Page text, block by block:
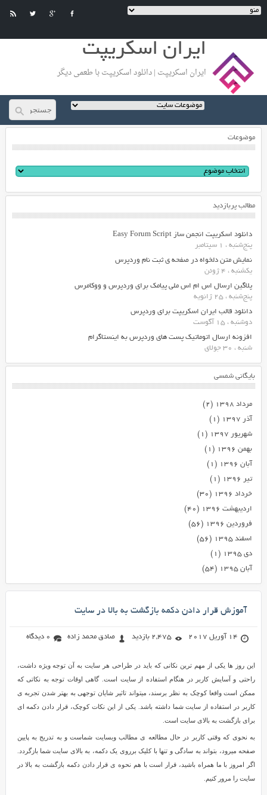
ایران اسکریپت
ایران اسکریپت | دانلود اسکریپت با طعمی دیگر
موضوعات
مطالب پربازدید
دانلود اسکریپت انجمن ساز Easy Forum Script
پنج‌شنبه ، 1 سپتامبر
نمایش متن دلخواه در صفحه ی ثبت نام وردپرس
یکشنبه ، 4 ژوئن
پلاگین ارسال اس ام اس ملی پیامک برای وردپرس و ووکامرس
پنج‌شنبه ، 25 ژانویه
دانلود قالب ایران اسکریپت برای وردپرس
دوشنبه ، 15 آگوست
افزونه ارسال اتوماتیک پست های وردپرس به اینستاگرام
شنبه ، 30 جولای
بایگانی شمسی
مرداد ۱۳۹۸
(۲)
آذر ۱۳۹۷
(۱)
شهریور ۱۳۹۷
(۱)
بهمن ۱۳۹۶
(۱)
آبان ۱۳۹۶
(۱)
تیر ۱۳۹۶
(۱)
خرداد ۱۳۹۶
(۳۰)
اردیبهشت ۱۳۹۶
(۴۰)
فروردین ۱۳۹۶
(۵۶)
اسفند ۱۳۹۵
(۵۶)
دی ۱۳۹۵
(۱)
آبان ۱۳۹۵
(۵۴)
آموزش قرار دادن دکمه بازگشت به بالا در سایت
14 آوریل 2017 2,475 بازدید صادق محمد زاده 0 دیدگاه
این روز ها یکی از مهم ترین نکانی که باید در طراحی هر سایت به آن توجه ویژه داشت،
راحتی و آسایش کاربر در هنگام استفاده از سایت است. گاهی اوقات توجه به نکاتی که
ممکن است واقعا کوچک به نظر برسند، میتواند تاثیر شایان توجهی به بهتر شدن تجربه ی
کاربر در استفاده از سایت شما داشته باشد. یکی از این نکات کوچک، قرار دادن دکمه ای
برای بازگشت به بالای سایت است.
به نحوی که وقتی کاربر در حال مطالعه ی مطالب وبسایت شماست و به تدریج به پایین
صفحه میرود، بتواند به سادگی و تنها با کلیک برروی یک دکمه، به بالای سایت شما بازگردد.
اگر امروز با ما همراه باشید، قرار است با هم نحوه ی قرار دادن دکمه بازگشت به بالا در
سایت را مرور کنیم.